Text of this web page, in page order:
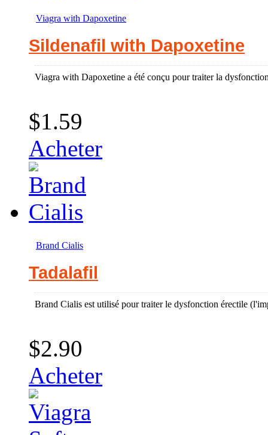
Viagra with Dapoxetine
Sildenafil with Dapoxetine
Viagra with Dapoxetine a été conçu pour traiter la
$1.59
Acheter
Brand Cialis
Tadalafil
Brand Cialis est utilisé pour traiter le dysfonction érectile
$2.90
Acheter